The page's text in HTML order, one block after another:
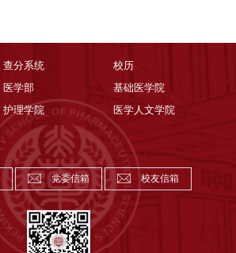
查分系统
校历
医学部
基础医学院
护理学院
医学人文学院
党委信箱 校友信箱